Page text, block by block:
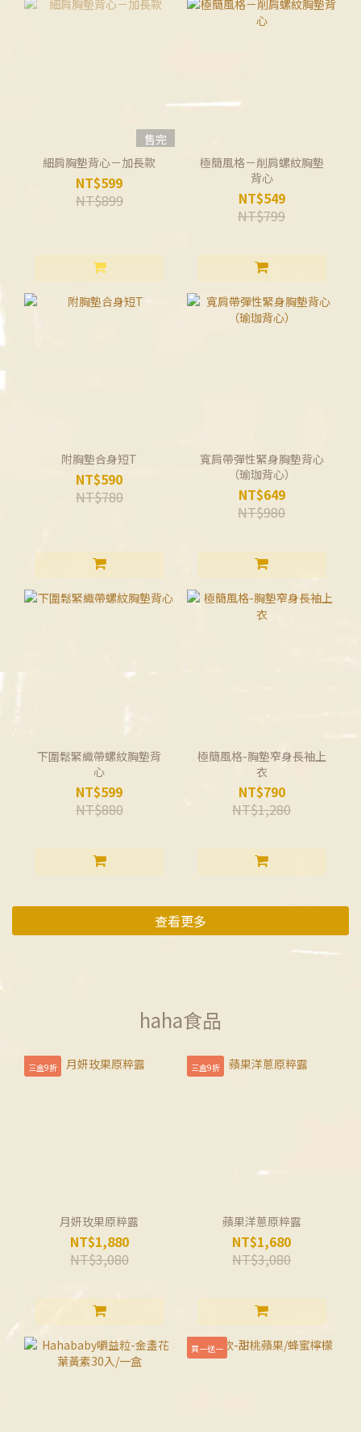
售完
細肩胸墊背心－加長款
NT$599
NT$899
極簡風格－削肩螺紋胸墊
背心
NT$549
NT$799
附胸墊合身短T
NT$590
NT$780
寬肩帶彈性緊身胸墊背心
（瑜珈背心）
NT$649
NT$980
下圍鬆緊織帶螺紋胸墊背
心
NT$599
NT$880
極簡風格-胸墊窄身長袖上
衣
NT$790
NT$1,280
查看更多
haha食品
三盒9折
月妍玫果原粹露
NT$1,880
NT$3,080
三盒9折
蘋果洋蔥原粹露
NT$1,680
NT$3,080
買一送一